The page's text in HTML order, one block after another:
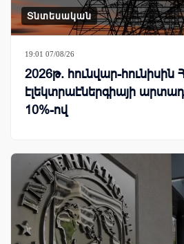
Տնտեսական
19:01 07/08/26
2026թ. հունվար-հունիսին
էլեկտրաէներգիայի
10%-ով